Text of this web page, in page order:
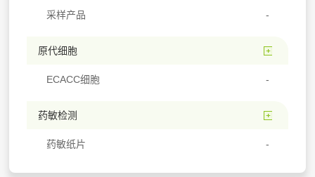
采样产品
原代细胞
ECACC细胞
药敏检测
药敏纸片